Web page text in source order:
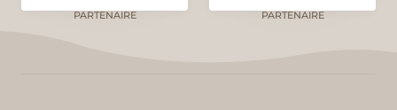
PARTENAIRE PARTENAIRE